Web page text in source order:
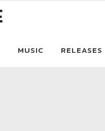
MUSIC RELEASES